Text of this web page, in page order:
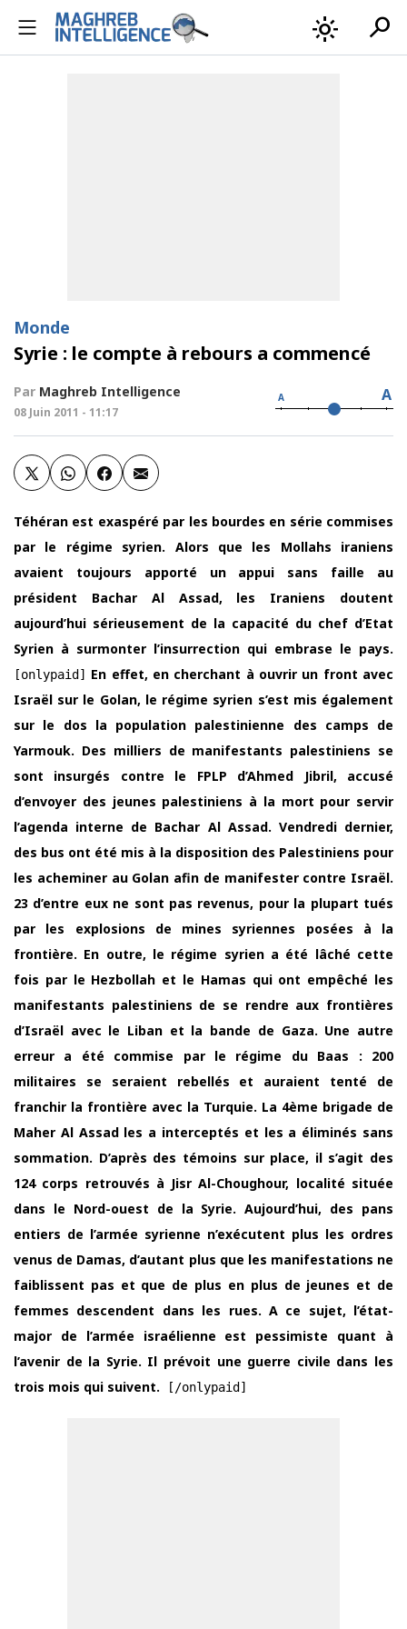
light_mode search
Monde
Syrie : le compte à rebours a commencé
Par Maghreb Intelligence
08 Juin 2011 - 11:17
A A
Téhéran est exaspéré par les bourdes en série commises
par le régime syrien. Alors que les Mollahs iraniens
avaient toujours apporté un appui sans faille au
président Bachar Al Assad, les Iraniens doutent
aujourd’hui sérieusement de la capacité du chef d’Etat
Syrien à surmonter l’insurrection qui embrase le pays.
[onlypaid]
En effet, en cherchant à ouvrir un front avec
Israël sur le Golan, le régime syrien s’est mis également
sur le dos la population palestinienne des camps de
Yarmouk. Des milliers de manifestants palestiniens se
sont insurgés contre le FPLP d’Ahmed Jibril, accusé
d’envoyer des jeunes palestiniens à la mort pour servir
l’agenda interne de Bachar Al Assad. Vendredi dernier,
des bus ont été mis à la disposition des Palestiniens pour
les acheminer au Golan afin de manifester contre Israël.
23 d’entre eux ne sont pas revenus, pour la plupart tués
par les explosions de mines syriennes posées à la
frontière. En outre, le régime syrien a été lâché cette
fois par le Hezbollah et le Hamas qui ont empêché les
manifestants palestiniens de se rendre aux frontières
d’Israël avec le Liban et la bande de Gaza. Une autre
erreur a été commise par le régime du Baas : 200
militaires se seraient rebellés et auraient tenté de
franchir la frontière avec la Turquie. La 4ème brigade de
Maher Al Assad les a interceptés et les a éliminés sans
sommation. D’après des témoins sur place, il s’agit des
124 corps retrouvés à Jisr Al-Choughour, localité située
dans le Nord-ouest de la Syrie. Aujourd’hui, des pans
entiers de l’armée syrienne n’exécutent plus les ordres
venus de Damas, d’autant plus que les manifestations ne
faiblissent pas et que de plus en plus de jeunes et de
femmes descendent dans les rues. A ce sujet, l’état-
major de l’armée israélienne est pessimiste quant à
l’avenir de la Syrie. Il prévoit une guerre civile dans les
trois mois qui suivent. [/onlypaid]